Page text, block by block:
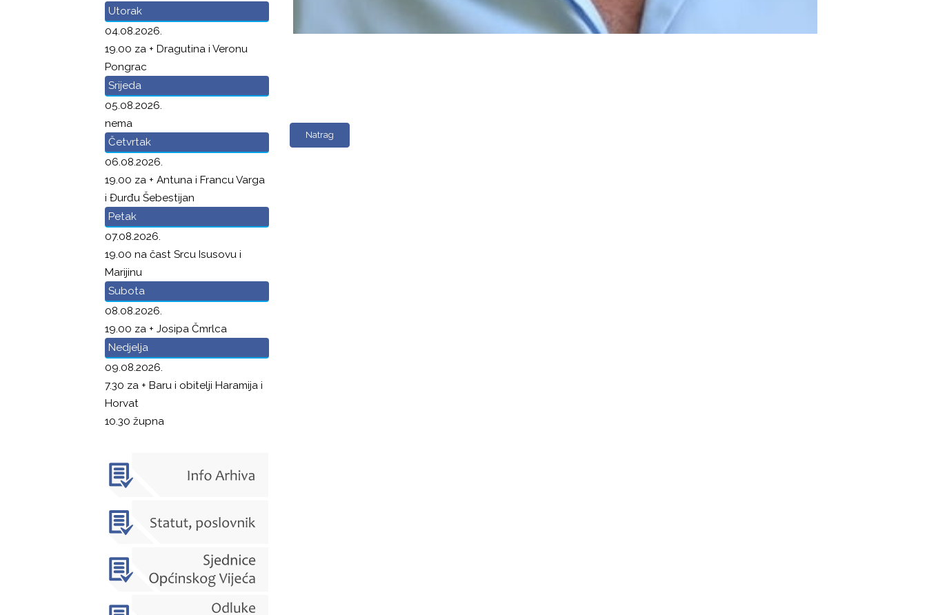
Natrag
Utorak
04.08.2026.
19.00 za + Dragutina i Veronu
Pongrac
Srijeda
05.08.2026.
nema
Četvrtak
06.08.2026.
19.00 za + Antuna i Francu Varga
i Đurđu Šebestijan
Petak
07.08.2026.
19.00 na čast Srcu Isusovu i
Marijinu
Subota
08.08.2026.
19.00 za + Josipa Čmrlca
Nedjelja
09.08.2026.
7.30 za + Baru i obitelji Haramija i
Horvat
10.30 župna